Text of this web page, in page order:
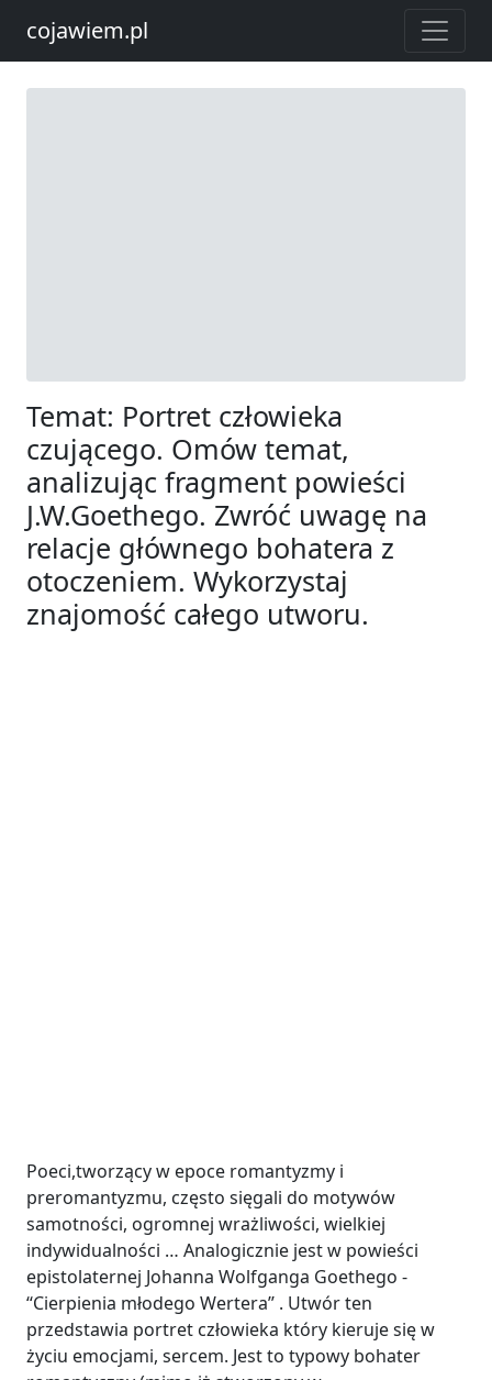
cojawiem.pl
Temat: Portret człowieka
czującego. Omów temat,
analizując fragment powieści
J.W.Goethego. Zwróć uwagę na
relacje głównego bohatera z
otoczeniem. Wykorzystaj
znajomość całego utworu.
Poeci,tworzący w epoce romantyzmy i
preromantyzmu, często sięgali do motywów
samotności, ogromnej wrażliwości, wielkiej
indywidualności … Analogicznie jest w powieści
epistolaternej Johanna Wolfganga Goethego -
‘‘Cierpienia młodego Wertera’’ . Utwór ten
przedstawia portret człowieka który kieruje się w
życiu emocjami, sercem. Jest to typowy bohater